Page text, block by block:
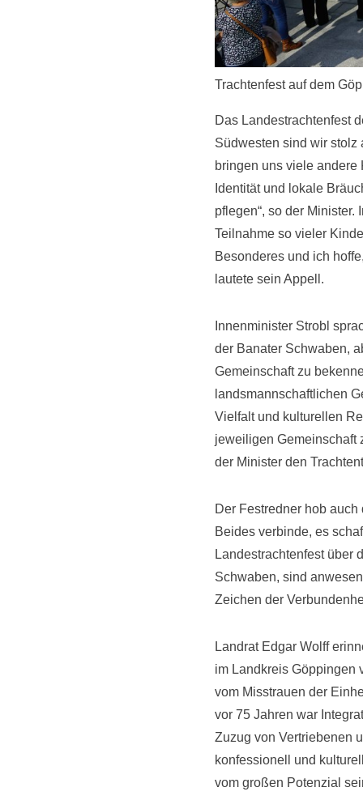
Trachtenfest auf dem
Das Landestrachtenfest
Südwesten sind wir
bringen uns viele
Identität und lokale
pflegen“, so der
Teilnahme so vieler
Besonderes und ich
lautete sein Appell.
Innenminister Strobl
der Banater Schwaben,
Gemeinschaft zu
landsmannschaftlichen
Vielfalt und kulturellen
jeweiligen Gemeinschaft
der Minister den
Der Festredner hob
Beides verbinde, es
Landestrachtenfest über
Schwaben, sind
Zeichen der
Landrat Edgar Wolff
im Landkreis Göppingen
vom Misstrauen der
vor 75 Jahren war
Zuzug von Vertriebenen
konfessionell und
vom großen Potenzial